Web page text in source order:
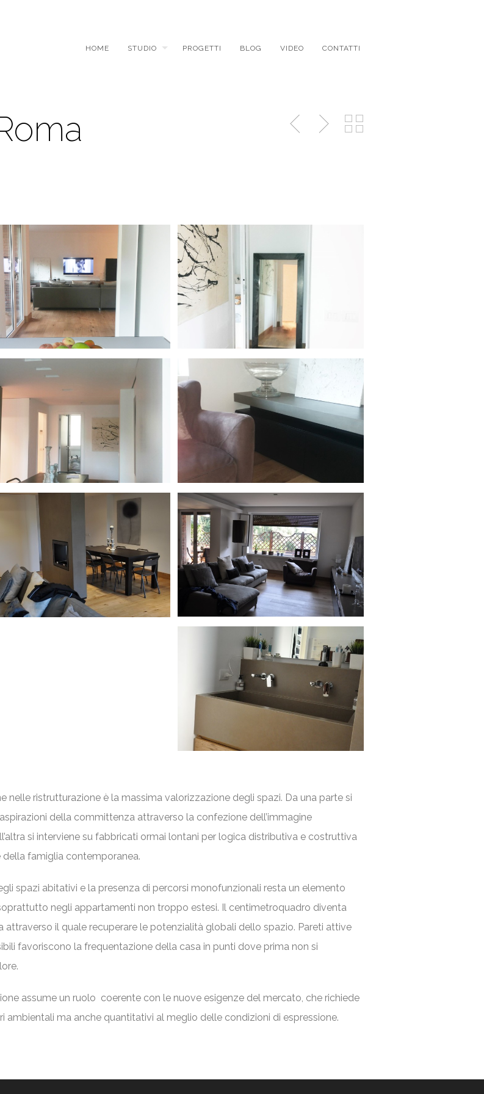
HOME STUDIO PROGETTI BLOG VIDEO CONTATTI
nelle ristrutturazione è la massima valorizzazione degli spazi. Da una parte si
della committenza attraverso la confezione dell’immagine
si interviene su fabbricati ormai lontani per logica distributiva e costruttiva
della famiglia contemporanea.
spazi abitativi e la presenza di percorsi monofunzionali resta un elemento
negli appartamenti non troppo estesi. Il centimetroquadro diventa
attraverso il quale recuperare le potenzialità globali dello spazio. Pareti attive
favoriscono la frequentazione della casa in punti dove prima non si
assume un ruolo coerente con le nuove esigenze del mercato, che richiede
ambientali ma anche quantitativi al meglio delle condizioni di espressione.